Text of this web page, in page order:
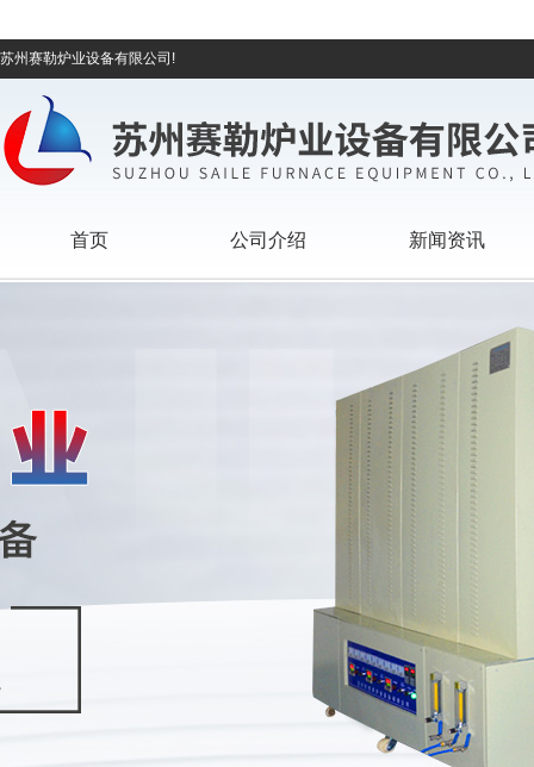
苏州赛勒炉业设备有限公司!
首页 公司介绍 新闻资讯